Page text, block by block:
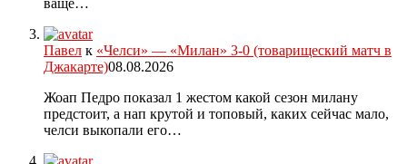
ваще…
Павел к «Челси» — «Милан» 3-0 (товарищеский матч в
Джакарте)08.08.2026
Жоап Педро показал 1 жестом какой сезон милану
предстоит, а нап крутой и топовый, каких сейчас мало,
челси выкопали его…